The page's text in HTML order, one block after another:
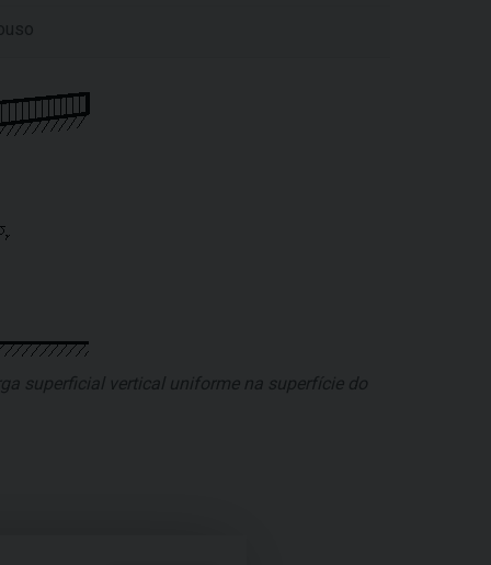
superficial vertical uniforme na superfície do